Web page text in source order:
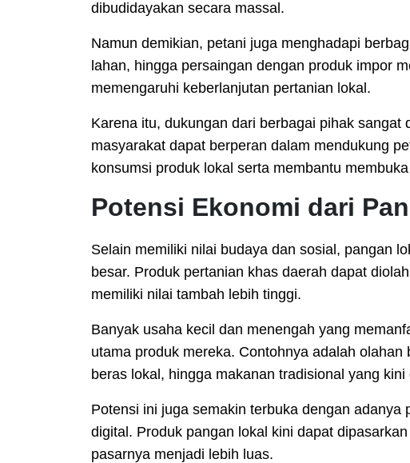
dibudidayakan secara massal.
Namun demikian, petani juga menghadapi
lahan, hingga persaingan dengan produk impor
memengaruhi keberlanjutan pertanian lokal.
Karena itu, dukungan dari berbagai pihak
masyarakat dapat berperan dalam mendukung
konsumsi produk lokal serta membantu
Potensi Ekonomi dari
Selain memiliki nilai budaya dan sosial, pangan
besar. Produk pertanian khas daerah dapat
memiliki nilai tambah lebih tinggi.
Banyak usaha kecil dan menengah yang
utama produk mereka. Contohnya adalah
beras lokal, hingga makanan tradisional yang
Potensi ini juga semakin terbuka dengan
digital. Produk pangan lokal kini dapat
pasarnya menjadi lebih luas.